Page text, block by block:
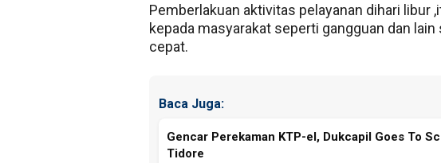
Pemberlakuan aktivitas pelayanan dihari libur
kepada masyarakat seperti gangguan dan
cepat.
Baca Juga:
Gencar Perekaman KTP-el, Dukcapil Goes To
Tidore